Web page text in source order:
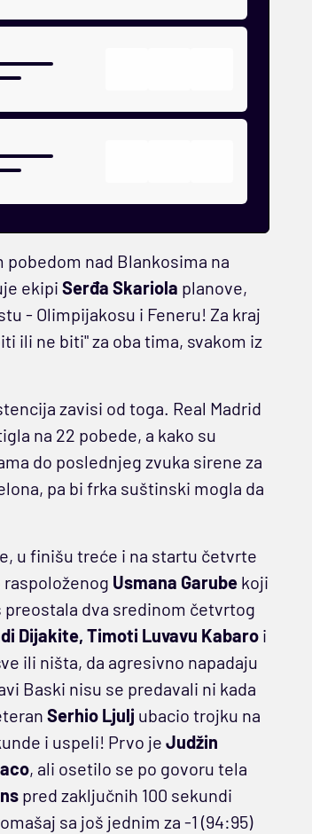
nad Blankosima na
ekipi Serđa Skariola planove,
- Olimpijakosu i Feneru! Za kraj
ili ne biti" za oba tima, svakom iz
zavisi od toga. Real Madrid
na 22 pobede, a kako su
do poslednjeg zvuka sirene za
pa bi frka suštinski mogla da
u finišu treće i na startu četvrte
raspoloženog Usmana Garubekoji
dva sredinom četvrtog
Dijakite, Timoti Luvavu Kabaroi
ili ništa, da agresivno napadaju
Baski nisu se predavali ni kada
Serhio Ljulj ubacio trojku na
i uspeli! Prvo je Judžin
, ali osetilo se po govoru tela
pred zaključnih 100 sekundi
sa još jednim za -1 (94:95)